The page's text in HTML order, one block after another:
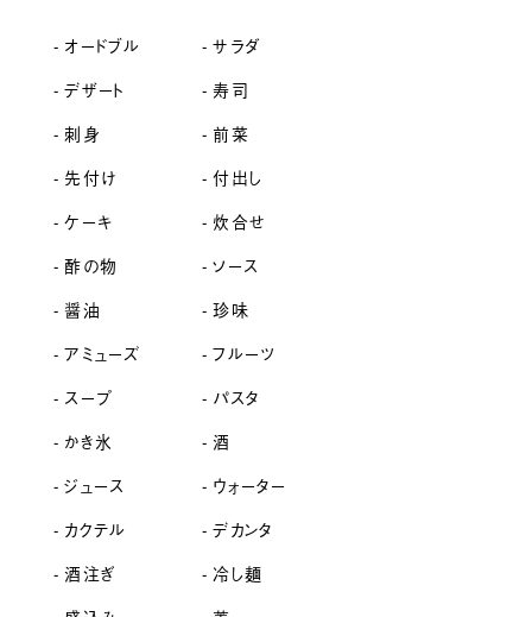
オードブル
サラダ
デザート
寿司
刺身
前菜
先付け
付出し
ケーキ
炊合せ
酢の物
ソース
醤油
珍味
アミューズ
フルーツ
スープ
パスタ
かき氷
酒
ジュース
ウォーター
カクテル
デカンタ
酒注ぎ
冷し麺